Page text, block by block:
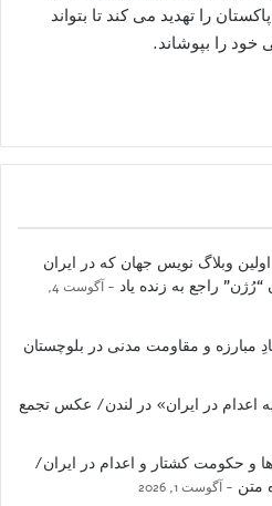
را تهدید می کند تا بتواند
خود را بپوشاند.
وبلاگ نویس جهان که در ایران
راجع به زنده یاد
آگوست 4,
مبارزه و مقاومت مدنی در بلوچستان
اعدام در ایران» در لندن/ عکس تجمع
و حکومت کشتار و اعدام در ایران/
متن
آگوست 1, 2026